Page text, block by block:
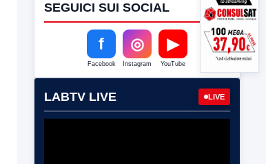
SEGUICI SUI SOCIAL
f
Facebook
◎
Instagram
▶
YouTube
LABTV LIVE LIVE